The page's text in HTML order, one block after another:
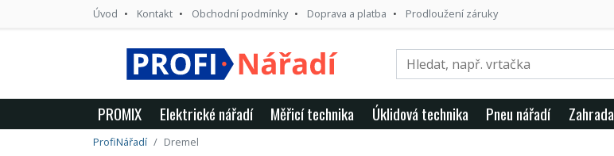
Úvod Kontakt Obchodní podmínky Doprava a platba Prodloužení záruky
PROMIX Elektrické nářadí Měřicí technika Úklidová technika Pneu nářadí Zahrada
ProfiNářadí Dremel